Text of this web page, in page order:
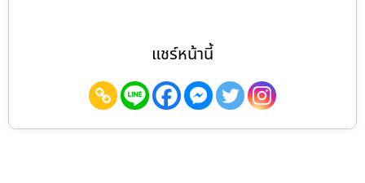
แชร์หน้านี้